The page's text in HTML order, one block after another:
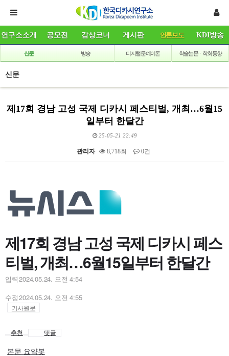
연구소소개 공모전 감상코너 게시판 언론보도 KDI방송
신문 방송 디지털 문예이론 학술논문ㆍ학회동향
신문
제17회 경남 고성 국제 디카시 페스티벌, 개최…6월15
일부터 한달간
25-05-21 22:49
관리자 8,718회 0건
제17회 경남 고성 국제 디카시 페스
티벌, 개최…6월15일부터 한달간
입력2024.05.24. 오전 4:54
수정2024.05.24. 오전 4:55
기사원문
추천 댓글
본문 요약봇